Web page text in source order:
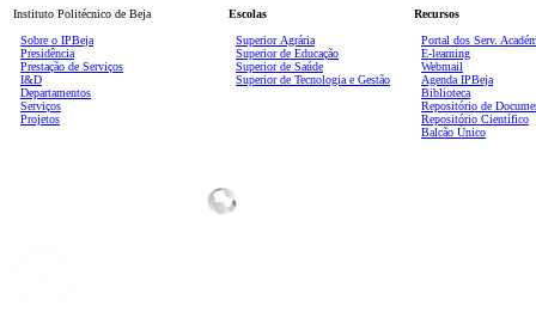
Instituto Politécnico de Beja
Sobre o IPBeja
Presidência
Prestação de Serviços
I&D
Departamentos
Serviços
Projetos
Escolas
Superior Agrária
Superior de Educação
Superior de Saúde
Superior de Tecnologia e Gestão
Recursos
Portal dos Serv.
E-learning
Webmail
Agenda IPBeja
Biblioteca
Repositório de
Repositório Científico
Balcão Único